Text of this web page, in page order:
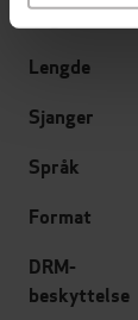
Utgitt
Lengde
Sjanger
Språk
Format
DRM-
beskyttelse